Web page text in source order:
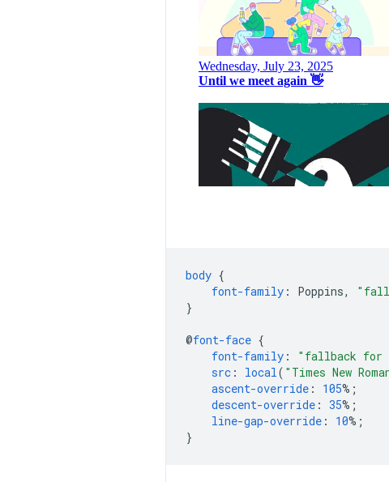
body {
font-family : Poppins,
}
@font-face {
font-family : "fallback for
src : local( "Times New
ascent-override : 105%;
descent-override : 35%;
line-gap-override : 10%;
}